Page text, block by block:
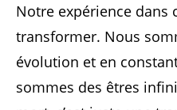
Notre expérience dans
transformer. Nous
évolution et en
sommes des êtres